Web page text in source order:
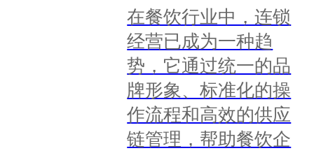
在餐饮行业中，连锁
经营已成为一种趋
势，它通过统一的品
牌形象、标准化的操
作流程和高效的供应
链管理，帮助餐饮企